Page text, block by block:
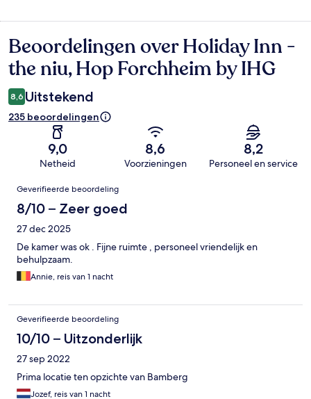
Beoordelingen
Beoordelingen over Holiday Inn -
the niu, Hop Forchheim by IHG
8,6 Uitstekend
235 beoordelingen
9,0
Netheid
8,6
Voorzieningen
8,2
Personeel en service
Beoordelingen
Geverifieerde beoordeling
8/10 – Zeer goed
27 dec 2025
De kamer was ok . Fijne ruimte , personeel vriendelijk en
behulpzaam.
Annie, reis van 1 nacht
Geverifieerde beoordeling
10/10 – Uitzonderlijk
27 sep 2022
Prima locatie ten opzichte van Bamberg
Jozef, reis van 1 nacht